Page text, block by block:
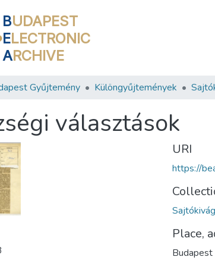
BUDAPEST
ELECTRONIC
ARCHIVE
Gyűjtemény Különgyűjtemények
választások
URI
https://
Place,
Budapest